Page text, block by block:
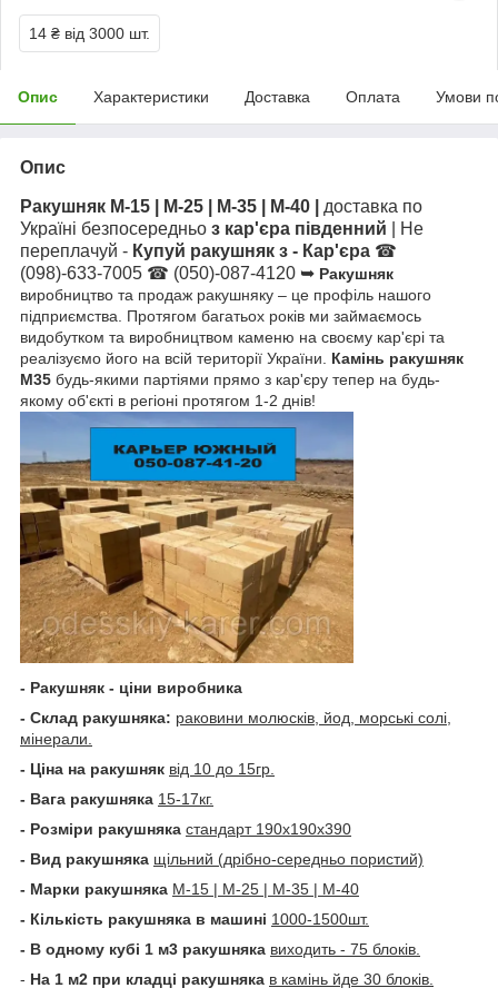
14 ₴ від 3000 шт.
Опис Характеристики Доставка Оплата Умови
Опис
Ракушняк М-15 | М-25 | М-35 | М-40 |
доставка по
Україні безпосередньо з кар'єра південний | Не
переплачуй - Купуй ракушняк з - Кар'єра ☎
(098)-633-7005 ☎ (050)-087-4120 ➥ Ракушняк
виробництво та продаж ракушняку – це профіль нашого
підприємства. Протягом багатьох років ми займаємось
видобутком та виробництвом каменю на своєму кар'єрі та
реалізуємо його на всій території України. Камінь ракушняк
М35 будь-якими партіями прямо з кар'єру тепер на будь-
якому об'єкті в регіоні протягом 1-2 днів!
- Ракушняк - ціни виробника
- Склад ракушняка: раковини молюсків, йод, морські солі,
мінерали.
- Ціна на ракушняк від 10 до 15гр.
- Вага ракушняка 15-17кг.
- Розміри ракушняка стандарт 190х190х390
- Вид ракушняка щільний (дрібно-середньо пористий)
- Марки ракушняка М-15 | М-25 | М-35 | М-40
- Кількість ракушняка в машині 1000-1500шт.
- В одному кубі 1 м3 ракушняка виходить - 75 блоків.
- На 1 м2 при кладці ракушняка в камінь йде 30 блоків.